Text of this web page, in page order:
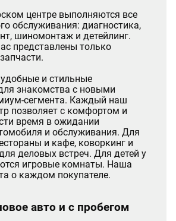
центре выполняются все
обслуживания: диагностика,
шиномонтаж и детейлинг.
представлены только
и стильные
знакомства с новыми
сегмента. Каждый наш
позволяет с комфортом и
время в ожидании
и обслуживания. Для
и кафе, коворкинг и
деловых встреч. Для детей у
игровые комнаты. Наша
о каждом покупателе.
авто и с пробегом